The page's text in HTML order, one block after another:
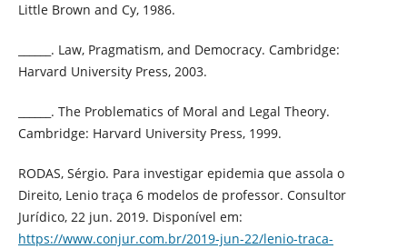
Little Brown and Cy, 1986.
______. Law, Pragmatism, and Democracy. Cambridge:
Harvard University Press, 2003.
______. The Problematics of Moral and Legal Theory.
Cambridge: Harvard University Press, 1999.
RODAS, Sérgio. Para investigar epidemia que assola o
Direito, Lenio traça 6 modelos de professor. Consultor
Jurídico, 22 jun. 2019. Disponível em:
https://www.conjur.com.br/2019-jun-22/lenio-traca-